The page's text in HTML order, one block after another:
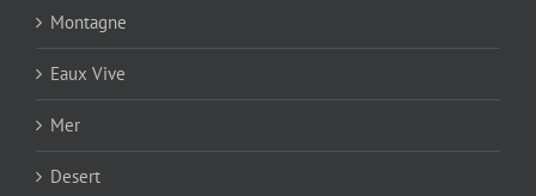
Montagne
Eaux Vive
Mer
Desert